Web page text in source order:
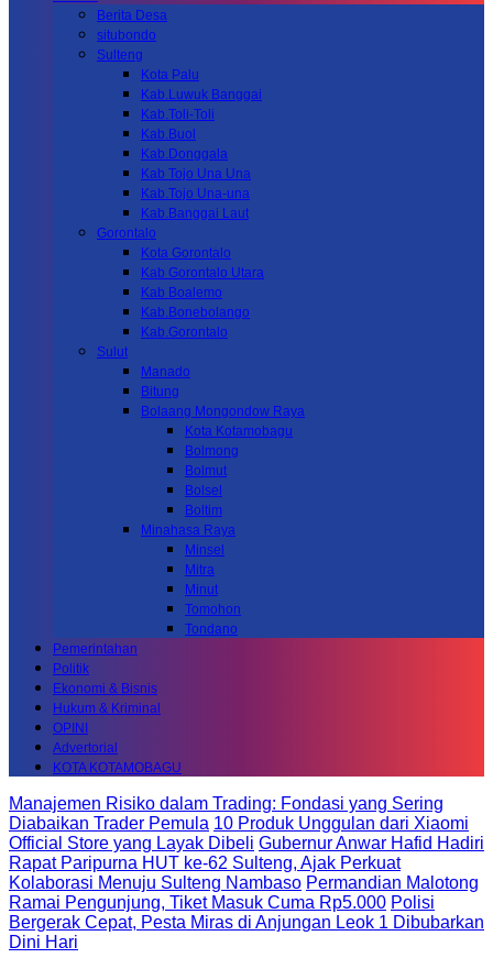
Berita Desa
situbondo
Sulteng
Kota Palu
Kab.Luwuk Banggai
Kab.Toli-Toli
Kab.Buol
Kab.Donggala
Kab Tojo Una Una
Kab.Tojo Una-una
Kab.Banggai Laut
Gorontalo
Kota Gorontalo
Kab Gorontalo Utara
Kab Boalemo
Kab.Bonebolango
Kab.Gorontalo
Sulut
Manado
Bitung
Bolaang Mongondow Raya
Kota Kotamobagu
Bolmong
Bolmut
Bolsel
Boltim
Minahasa Raya
Minsel
Mitra
Minut
Tomohon
Tondano
Pemerintahan
Politik
Ekonomi & Bisnis
Hukum & Kriminal
OPINI
Advertorial
KOTA KOTAMOBAGU
Manajemen Risiko dalam Trading: Fondasi yang Sering
Diabaikan Trader Pemula 10 Produk Unggulan dari Xiaomi
Official Store yang Layak Dibeli Gubernur Anwar Hafid Hadiri
Rapat Paripurna HUT ke-62 Sulteng, Ajak Perkuat
Kolaborasi Menuju Sulteng Nambaso Permandian Malotong
Ramai Pengunjung, Tiket Masuk Cuma Rp5.000 Polisi
Bergerak Cepat, Pesta Miras di Anjungan Leok 1 Dibubarkan
Dini Hari